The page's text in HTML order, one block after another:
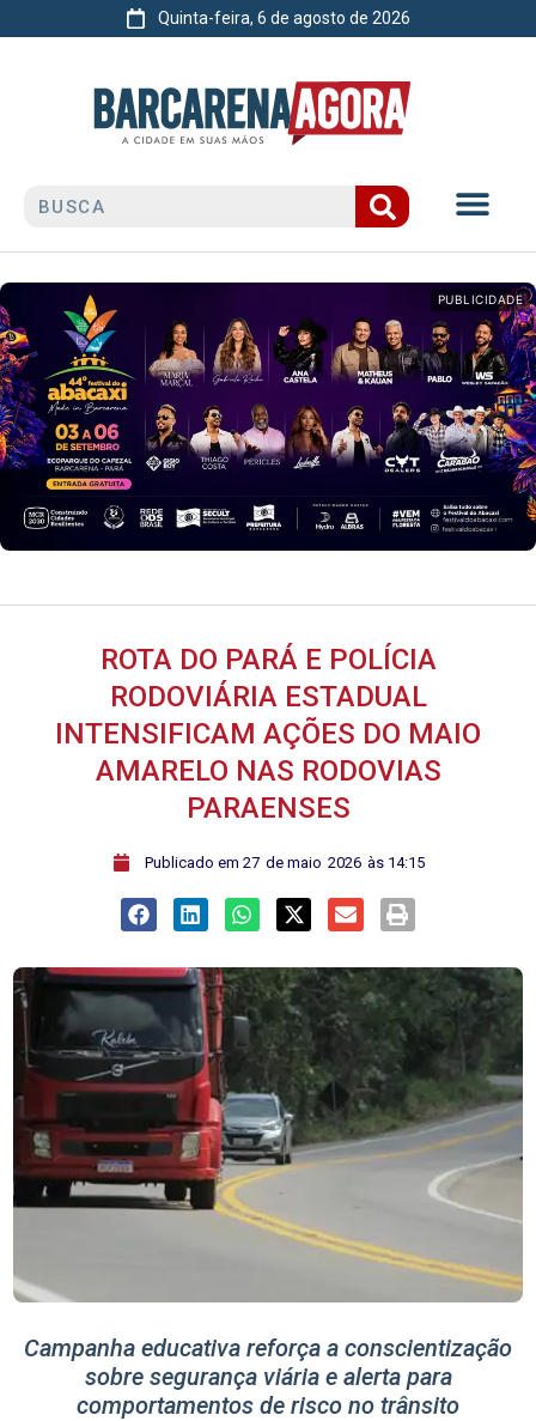
Quinta-feira, 6 de agosto de 2026
PUBLICIDADE
ROTA DO PARÁ E POLÍCIA
RODOVIÁRIA ESTADUAL
INTENSIFICAM AÇÕES DO MAIO
AMARELO NAS RODOVIAS
PARAENSES
ﾠPublicado em 27 de maio 2026 às 14:15
Campanha educativa reforça a conscientização
sobre segurança viária e alerta para
comportamentos de risco no trânsito